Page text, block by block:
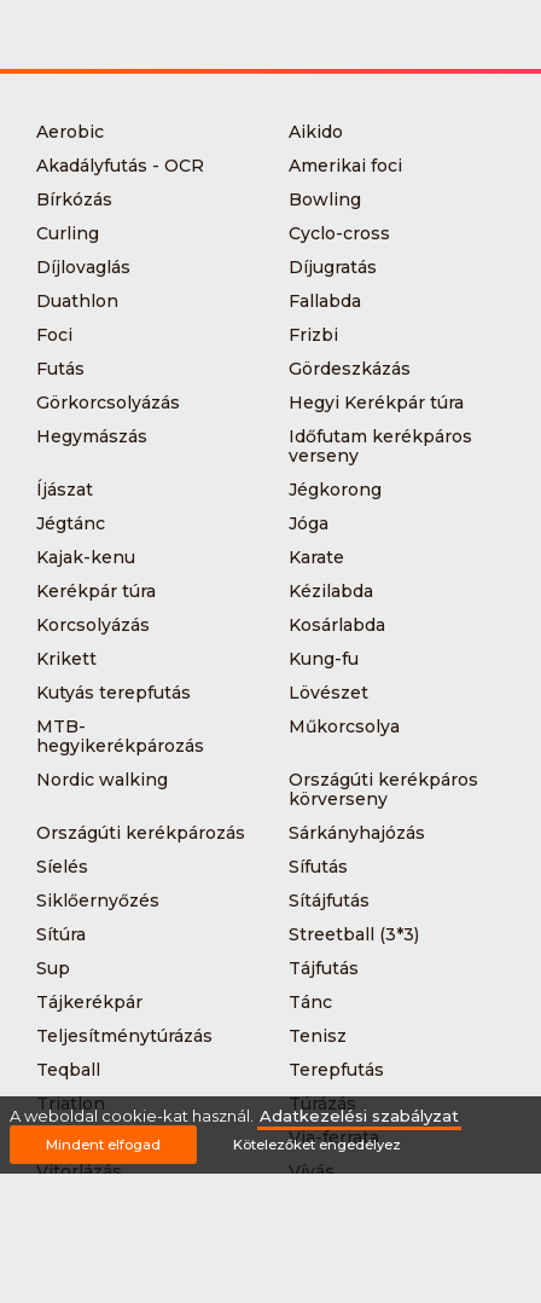
Aerobic
Aikido
Akadályfutás - OCR
Amerikai foci
Bírkózás
Bowling
Curling
Cyclo-cross
Díjlovaglás
Díjugratás
Duathlon
Fallabda
Foci
Frizbi
Futás
Gördeszkázás
Görkorcsolyázás
Hegyi Kerékpár túra
Hegymászás
Időfutam kerékpáros
verseny
Íjászat
Jégkorong
Jégtánc
Jóga
Kajak-kenu
Karate
Kerékpár túra
Kézilabda
Korcsolyázás
Kosárlabda
Krikett
Kung-fu
Kutyás terepfutás
Lövészet
MTB-
hegyikerékpározás
Műkorcsolya
Nordic walking
Országúti kerékpáros
körverseny
Országúti kerékpározás
Sárkányhajózás
Síelés
Sífutás
Siklőernyőzés
Sítájfutás
Sítúra
Streetball (3*3)
Sup
Tájfutás
Tájkerékpár
Tánc
Teljesítménytúrázás
Tenisz
Teqball
Terepfutás
Triatlon
Túrázás
Úszás
Via-ferrata
Vitorlázás
Vívás
A weboldal cookie-kat használ. Adatkezelési szabályzat
Mindent elfogad Kötelezőket engedélyez